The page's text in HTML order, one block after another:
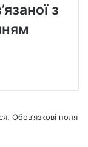
з
Обов’язкові поля